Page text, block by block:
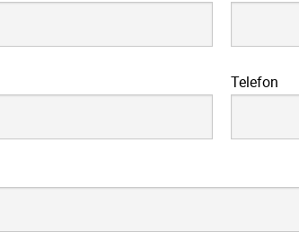
Telefon